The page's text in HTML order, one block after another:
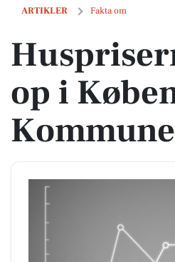
ARTIKLER Fakta om
Huspriserne går op i København
op i
Kommune